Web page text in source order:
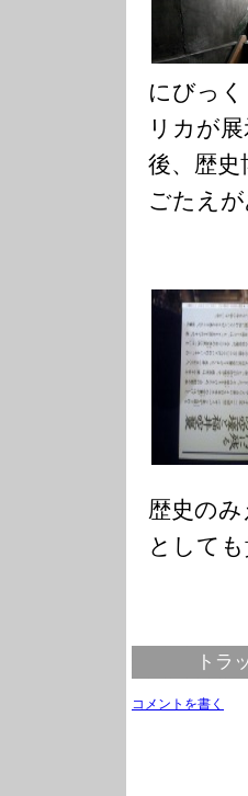
にびっ
リカが
後、歴
ごたえが
歴史の
として
トラ
コメントを書く